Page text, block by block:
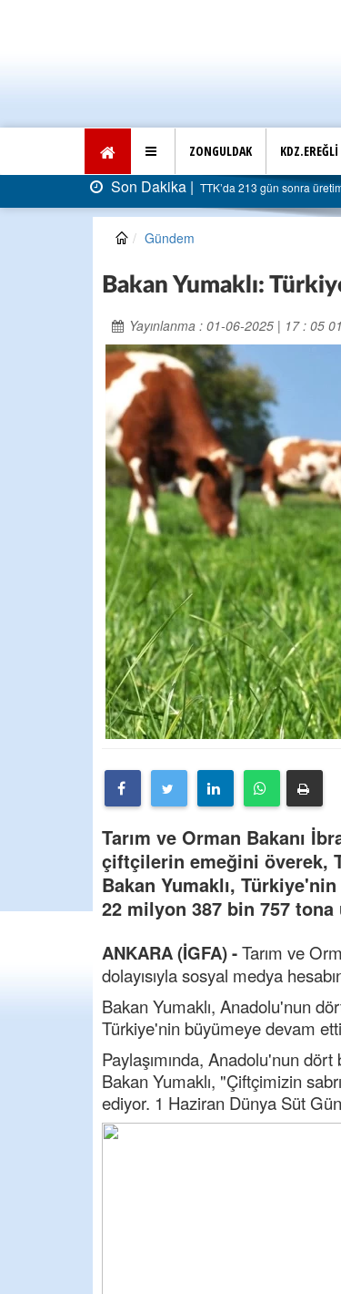
ZONGULDAK KDZ.EREĞLİ
Faturası 5 milyar liraya dayandı Son Dakika |AK
Gündem
Bakan Yumaklı:
Yayınlanma : 01-06-2025 | 17 : 05 01
Tarım ve Orman Bakanı
çiftçilerin emeğini överek,
Bakan Yumaklı,
22 milyon 387 bin 757 tona
ANKARA (İGFA) -Tarım ve
dolayısıyla sosyal medya
Bakan Yumaklı, Anadolu'nun
Türkiye'nin büyümeye devam
Paylaşımında, Anadolu'nun
Bakan Yumaklı, "Çiftçimizin
ediyor. 1 Haziran Dünya Süt